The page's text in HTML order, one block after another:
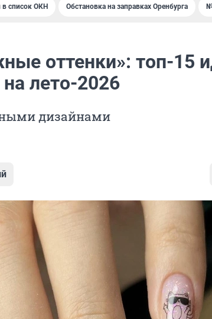
список ОКН Обстановка на заправках Оренбурга
оттенки»: топ-15
лето-2026
дизайнами